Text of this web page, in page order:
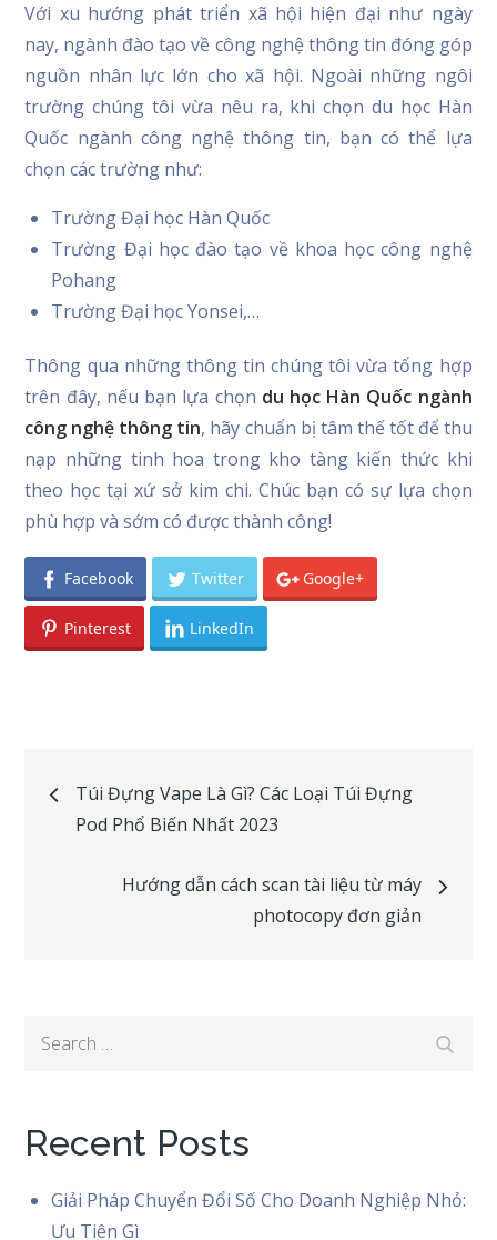
Với xu hướng phát triển xã hội hiện đại như ngày
nay, ngành đào tạo về công nghệ thông tin đóng góp
nguồn nhân lực lớn cho xã hội. Ngoài những ngôi
trường chúng tôi vừa nêu ra, khi chọn du học Hàn
Quốc ngành công nghệ thông tin, bạn có thể lựa
chọn các trường như:
Trường Đại học Hàn Quốc
Trường Đại học đào tạo về khoa học công nghệ
Pohang
Trường Đại học Yonsei,…
Thông qua những thông tin chúng tôi vừa tổng hợp
trên đây, nếu bạn lựa chọn du học Hàn Quốc ngành
công nghệ thông tin, hãy chuẩn bị tâm thế tốt để thu
nạp những tinh hoa trong kho tàng kiến thức khi
theo học tại xứ sở kim chi. Chúc bạn có sự lựa chọn
phù hợp và sớm có được thành công!
Facebook Twitter Google+
Pinterest LinkedIn
Post
navigation
Túi Đựng Vape Là Gì? Các Loại Túi Đựng
Pod Phổ Biến Nhất 2023
Hướng dẫn cách scan tài liệu từ máy
photocopy đơn giản
Search
Recent Posts
Giải Pháp Chuyển Đổi Số Cho Doanh Nghiệp Nhỏ:
Ưu Tiên Gì